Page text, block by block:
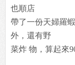
也順店
帶了一份天婦羅
外，還有野
菜炸 物，算起來